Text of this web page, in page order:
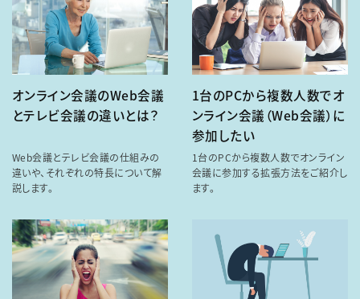
オンライン会議のWeb会議
とテレビ会議の違いとは？
Web会議とテレビ会議の仕組みの
違いや、それぞれの特長について解
説します。
1台のPCから複数人数でオ
ンライン会議（Web会議）に
参加したい
1台のPCから複数人数でオンライン
会議に参加する拡張方法をご紹介し
ます。